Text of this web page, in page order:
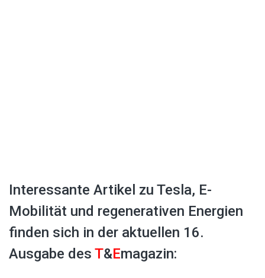
Interessante Artikel zu Tesla, E-
Mobilität und regenerativen Energien
finden sich in der aktuellen 16.
Ausgabe des T&Emagazin: